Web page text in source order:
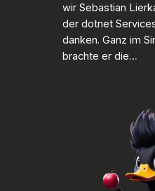
wir Sebastian
der dotnet
danken. Ganz im
brachte er die…